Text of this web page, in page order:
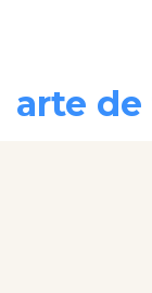
arte